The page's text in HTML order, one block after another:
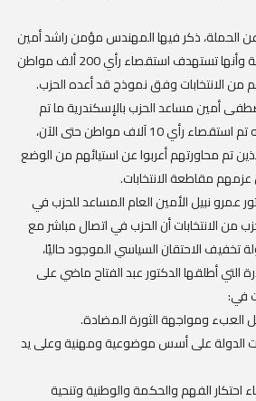
عن الحملة، ذكر فيها المهندس مؤمن راشد أمين
الإعلام بالحزب تفاصيل الحملة وأنها تستهدف استقصاء رأي 200 ألف مواطن
الانتخابات وفق نموذج قد أعده الحزب.
أمين مساعد الحزب بالإسكندرية ما تم
إنجازه من الحملة، موضحًا أنه تم استقصاء رأي 10 آلاف مواطن حتى الآن،
تم محاورتهم أعربوا عن استيائهم من الوضع
مقاطعة الانتخابات.
نبيل الأمين العام المساعد للحزب في
من الانتخابات أن الحزب في اتصال مباشر مع
تخفيف الاحتقان السياسي الموجود حاليًا،
التي أطلقها الدكتور عبد الفتاح ماضي على
في:
الدولة على أسس موضوعية ومهنية وعلى يد
الفهم والحكمة والوطنية وتنحية